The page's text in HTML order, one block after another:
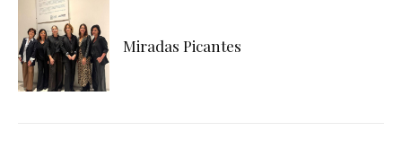
Miradas Picantes